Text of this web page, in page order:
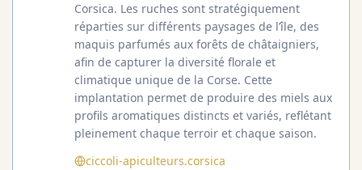
Corsica. Les ruches sont stratégiquement
réparties sur différents paysages de l’île, des
maquis parfumés aux forêts de châtaigniers,
afin de capturer la diversité florale et
climatique unique de la Corse. Cette
implantation permet de produire des miels aux
profils aromatiques distincts et variés, reflétant
pleinement chaque terroir et chaque saison.
ciccoli-apiculteurs.corsica